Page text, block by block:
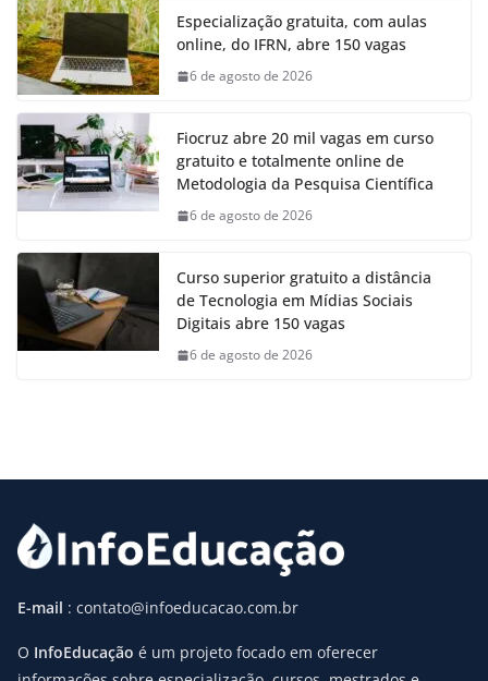
Especialização gratuita, com aulas
online, do IFRN, abre 150 vagas
6 de agosto de 2026
Fiocruz abre 20 mil vagas em curso
gratuito e totalmente online de
Metodologia da Pesquisa Científica
6 de agosto de 2026
Curso superior gratuito a distância
de Tecnologia em Mídias Sociais
Digitais abre 150 vagas
6 de agosto de 2026
E-mail : contato@infoeducacao.com.br
O InfoEducação é um projeto focado em oferecer